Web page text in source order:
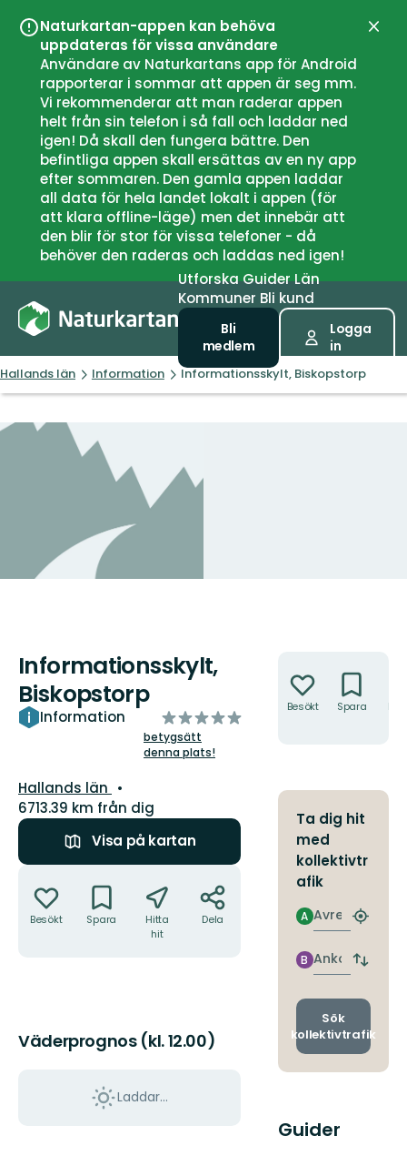
Naturkartan-appen kan behöva
uppdateras för vissa användare
Användare av Naturkartans app för Android
rapporterar i sommar att appen är seg mm.
Vi rekommenderar att man raderar appen
helt från sin telefon i så fall och laddar ned
igen! Då skall den fungera bättre. Den
befintliga appen skall ersättas av en ny app
efter sommaren. Den gamla appen laddar
all data för hela landet lokalt i appen (för
att klara offline-läge) men det innebär att
den blir för stor för vissa telefoner - då
behöver den raderas och laddas ned igen!
UtforskaGuiderLän
Kommuner Bli kund
Bli
medlem
Logga
in
Hallands län Information Informationsskylt, Biskopstorp
Informationsskylt,
Biskopstorp
Information
av
5
stjärnor
betygsätt
denna plats!
Län:
Hallands län
6713.39 km från dig
Visa på kartan
Besökt Spara
Hitta
hit
Dela
Väderprognos (kl. 12.00)
Laddar...
Besökt Spara
Ta dig hit
med
kollektivtr
afik
Avresa
A
Hitta
Ankomst
B
Byt
och
Sök
kollektivtrafik
Guider